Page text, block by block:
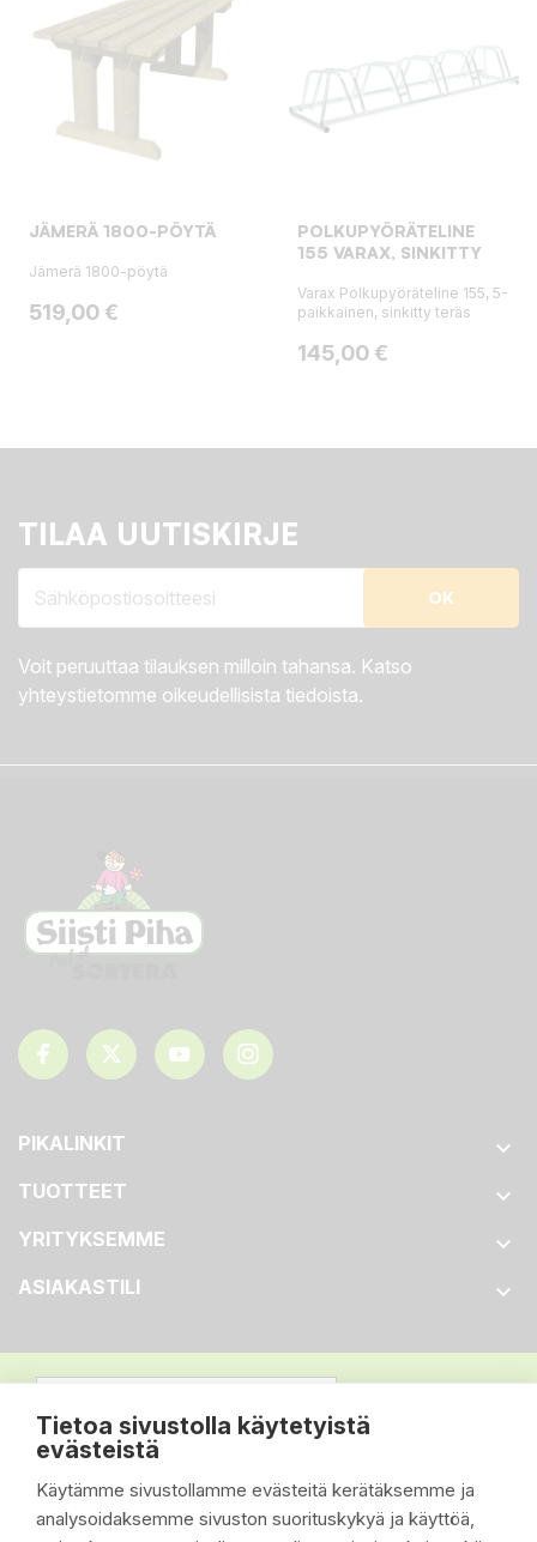
Tietoa sivustolla käytetyistä
evästeistä
Käytämme sivustollamme evästeitä kerätäksemme ja
analysoidaksemme sivuston suorituskykyä ja käyttöä,
JÄMERÄ 1800-PÖYTÄ
Jämerä 1800-pöytä
Hinta
519,00 €
POLKUPYÖRÄTELINE
155 VARAX, SINKITTY
Varax Polkupyöräteline 155, 5-
paikkainen, sinkitty teräs
Hinta
145,00 €
TILAA UUTISKIRJE
Voit peruuttaa tilauksen milloin tahansa. Katso
yhteystietomme oikeudellisista tiedoista.
PIKALINKIT 
TUOTTEET 
YRITYKSEMME 
ASIAKASTILI 